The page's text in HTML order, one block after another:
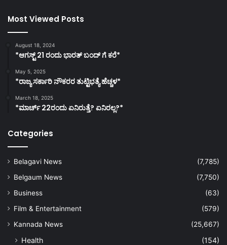
Most Viewed Posts
August 18, 2024
*ಆಗಸ್ಟ್ 21 ರಂದು ಭಾರತ್‌ ಬಂದ್‌ ಗೆ ಕರೆ*
May 5, 2025
*ರಾಜ್ಯ ಸರ್ಕಾರಿ ನೌಕರರ ತುಟ್ಟಿಭತ್ಯೆ ಹೆಚ್ಚಳ*
March 18, 2025
*ಮಾರ್ಚ್ 22ರಂದು ಏನಿರುತ್ತೆ? ಏನಿರಲ್ಲ?*
Categories
Belagavi News
(7,785)
Belgaum News
(7,750)
Business
(63)
Film & Entertainment
(579)
Kannada News
(25,667)
Health (154)